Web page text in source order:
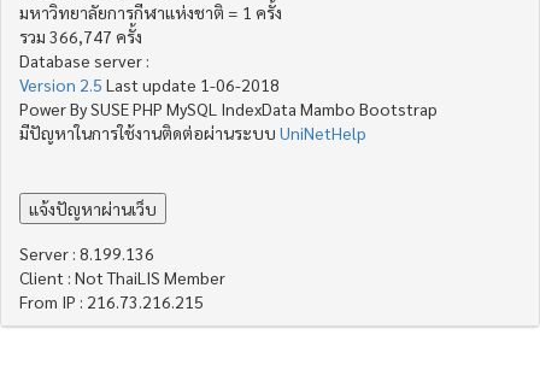
มหาวิทยาลัยการกีฬาแห่งชาติ = 1 ครั้ง
รวม 366,747 ครั้ง
Database server :
Version 2.5 Last update 1-06-2018
Power By SUSE PHP MySQL IndexData Mambo Bootstrap
มีปัญหาในการใช้งานติดต่อผ่านระบบ UniNetHelp
Server : 8.199.136
Client : Not ThaiLIS Member
From IP : 216.73.216.215